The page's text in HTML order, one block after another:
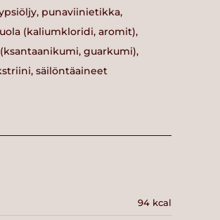
punaviinietikka,
(kaliumkloridi, aromit),
guarkumi),
säilöntäaineet
94 kcal